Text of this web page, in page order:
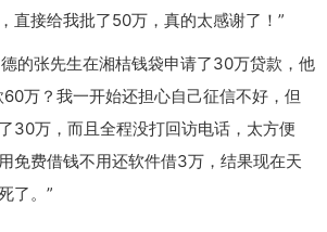
直接给我批了50万，真的太感谢了！”
的张先生在湘桔钱袋申请了30万贷款，他
万？我一开始还担心自己征信不好，但
30万，而且全程没打回访电话，太方便
免费借钱不用还软件借3万，结果现在天
了。”